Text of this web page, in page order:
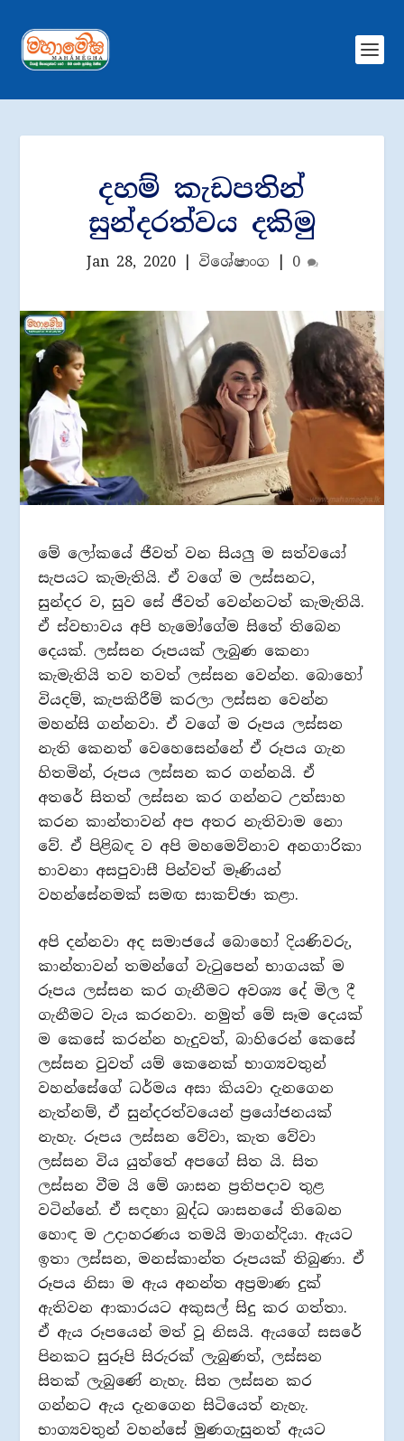
දහම් කැඩපතින්
සුන්දරත්වය දකිමු
Jan 28, 2020| විශේෂාංග 0
මේ ලෝකයේ ජීවත් වන සියලු ම සත්වයෝ
සැපයට කැමැතියි. ඒ වගේ ම ලස්සනට,
සුන්දර ව, සුව සේ ජීවත් වෙන්නටත් කැමැතියි.
ඒ ස්වභාවය අපි හැමෝගේම සිතේ තිබෙන
දෙයක්. ලස්සන රූපයක් ලැබුණ කෙනා
කැමැතියි තව තවත් ලස්සන වෙන්න. බොහෝ
වියදම්, කැපකිරීම් කරලා ලස්සන වෙන්න
මහන්සි ගන්නවා. ඒ වගේ ම රූපය ලස්සන
නැති කෙනත් වෙහෙසෙන්නේ ඒ රූපය ගැන
හිතමින්, රූපය ලස්සන කර ගන්නයි. ඒ
අතරේ සිතත් ලස්සන කර ගන්නට උත්සාහ
කරන කාන්තාවන් අප අතර නැතිවාම නො
වේ. ඒ පිළිබඳ ව අපි මහමෙව්නාව අනගාරිකා
භාවනා අසපුවාසී පින්වත් මෑණියන්
වහන්සේනමක් සමඟ සාකච්ඡා කළා.
අපි දන්නවා අද සමාජයේ බොහෝ දියණිවරු,
කාන්තාවන් තමන්ගේ වැටුපෙන් භාගයක් ම
රූපය ලස්සන කර ගැනීමට අවශ්‍ය දේ මිල දී
ගැනීමට වැය කරනවා. නමුත් මේ සෑම දෙයක්
ම කෙසේ කරන්න හැදුවත්, බාහිරෙන් කෙසේ
ලස්සන වුවත් යම් කෙනෙක් භාග්‍යවතුන්
වහන්සේගේ ධර්මය අසා කියවා දැනගෙන
නැත්නම්, ඒ සුන්දරත්වයෙන් ප්‍රයෝජනයක්
නැහැ. රූපය ලස්සන වේවා, කැත වේවා
ලස්සන විය යුත්තේ අපගේ සිත යි. සිත
ලස්සන වීම යි මේ ශාසන ප්‍රතිපදාව තුළ
වටින්නේ. ඒ සඳහා බුද්ධ ශාසනයේ තිබෙන
හොඳ ම උදාහරණය තමයි මාගන්දියා. ඇයට
ඉතා ලස්සන, මනස්කාන්ත රූපයක් තිබුණා. ඒ
රූපය නිසා ම ඇය අනන්ත අප්‍රමාණ දුක්
ඇතිවන ආකාරයට අකුසල් සිදු කර ගත්තා.
ඒ ඇය රූපයෙන් මත් වූ නිසයි. ඇයගේ සසරේ
පිනකට සුරූපි සිරුරක් ලැබුණත්, ලස්සන
සිතක් ලැබුණේ නැහැ. සිත ලස්සන කර
ගන්නට ඇය දැනගෙන සිටියෙත් නැහැ.
භාග්‍යවතුන් වහන්සේ මුණගැසුනත් ඇයට